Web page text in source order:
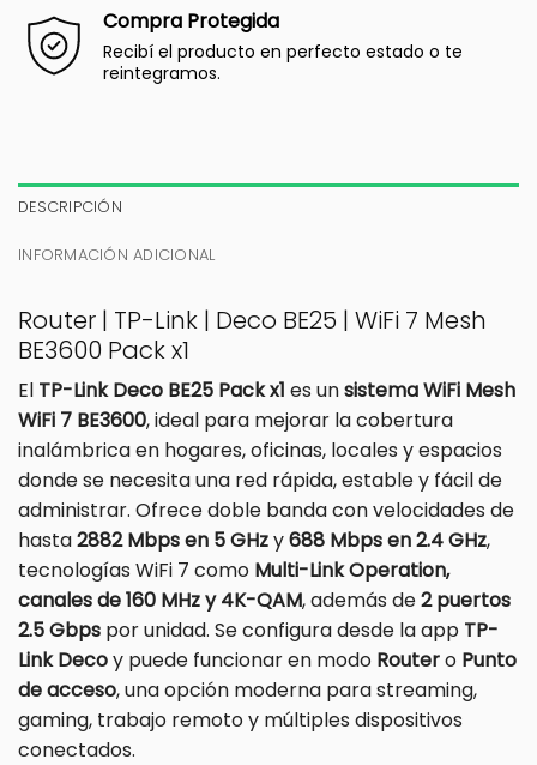
Compra Protegida
Recibí el producto en perfecto estado o te
reintegramos.
DESCRIPCIÓN
INFORMACIÓN ADICIONAL
Router | TP-Link | Deco BE25 | WiFi 7 Mesh
BE3600 Pack x1
El TP-Link Deco BE25 Pack x1 es unsistema WiFi Mesh
WiFi 7 BE3600, ideal para mejorar la cobertura
inalámbrica en hogares, oficinas, locales y espacios
donde se necesita una red rápida, estable y fácil de
administrar. Ofrece doble banda con velocidades de
hasta2882 Mbps en 5 GHzy688 Mbps en 2.4 GHz,
tecnologías WiFi 7 como Multi-Link Operation,
canales de 160 MHz y 4K-QAM, además de2 puertos
2.5 Gbps por unidad. Se configura desde la app TP-
Link Decoy puede funcionar en modo Routero Punto
de acceso, una opción moderna para streaming,
gaming, trabajo remoto y múltiples dispositivos
conectados.